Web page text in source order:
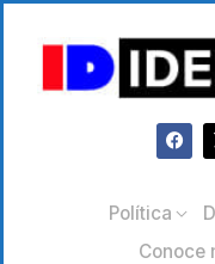
Política
Conoce